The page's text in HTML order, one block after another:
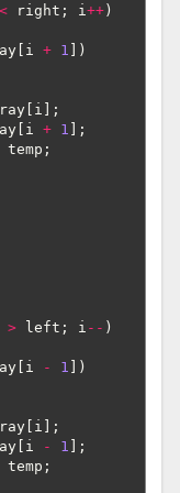
< right ; i++)
[ i + 1 ])
[ i ];
[ i + 1 ];
temp ;
> left ; i -- )
[ i - 1 ])
[ i ];
[ i - 1 ];
temp ;